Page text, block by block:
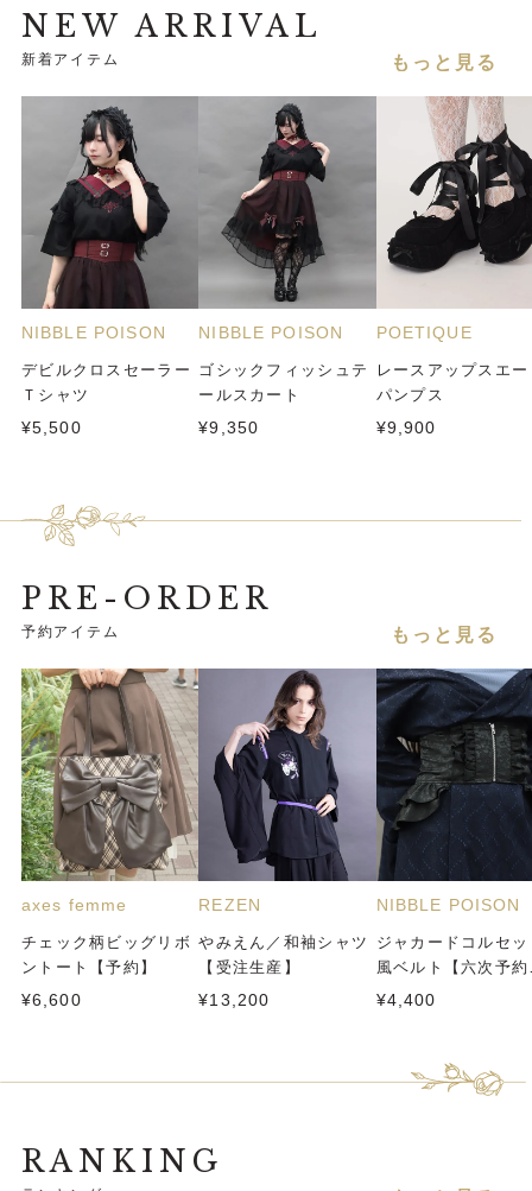
NEW ARRIVAL
新着アイテム もっと見る
NIBBLE POISON
デビルクロスセーラー
Ｔシャツ
¥5,500
NIBBLE POISON
ゴシックフィッシュテ
ールスカート
¥9,350
POETIQUE
レースアップスエー
パンプス
¥9,900
PRE-ORDER
予約アイテム もっと見る
axes femme
チェック柄ビッグリボ
ントート【予約】
¥6,600
REZEN
やみえん／和袖シャツ
【受注生産】
¥13,200
NIBBLE POISON
ジャカードコルセッ
風ベルト【六次予約
8月中旬頃お届け予
¥4,400
RANKING